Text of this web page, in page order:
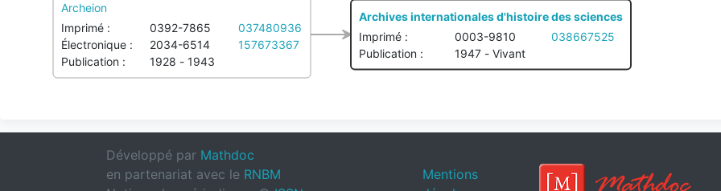
Archives internationales d'histoire des sciences
Imprimé :
0003-9810
038667525
Publication :
1947 - Vivant
Archeion
Imprimé :
0392-7865
037480936
Électronique :
2034-6514
157673367
Publication :
1928 - 1943
Développé par Mathdoc
en partenariat avec le RNBM
Mentions